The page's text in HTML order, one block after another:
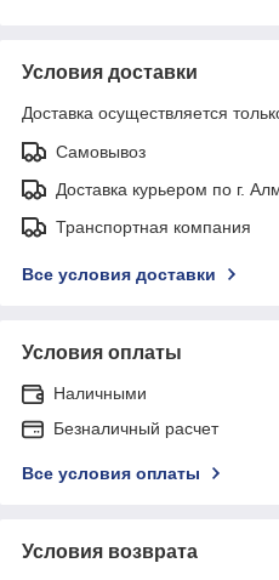
Условия доставки
Доставка осуществляется
Самовывоз
Доставка курьером по г.
Транспортная компания
Все условия доставки
Условия оплаты
Наличными
Безналичный расчет
Все условия оплаты
Условия возврата